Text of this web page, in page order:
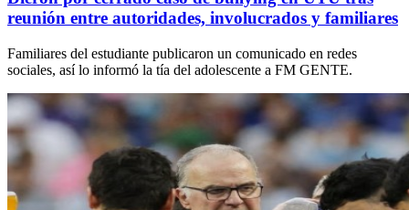
reunión entre autoridades, involucrados y familiares
Familiares del estudiante publicaron un comunicado en redes
sociales, así lo informó la tía del adolescente a FM GENTE.